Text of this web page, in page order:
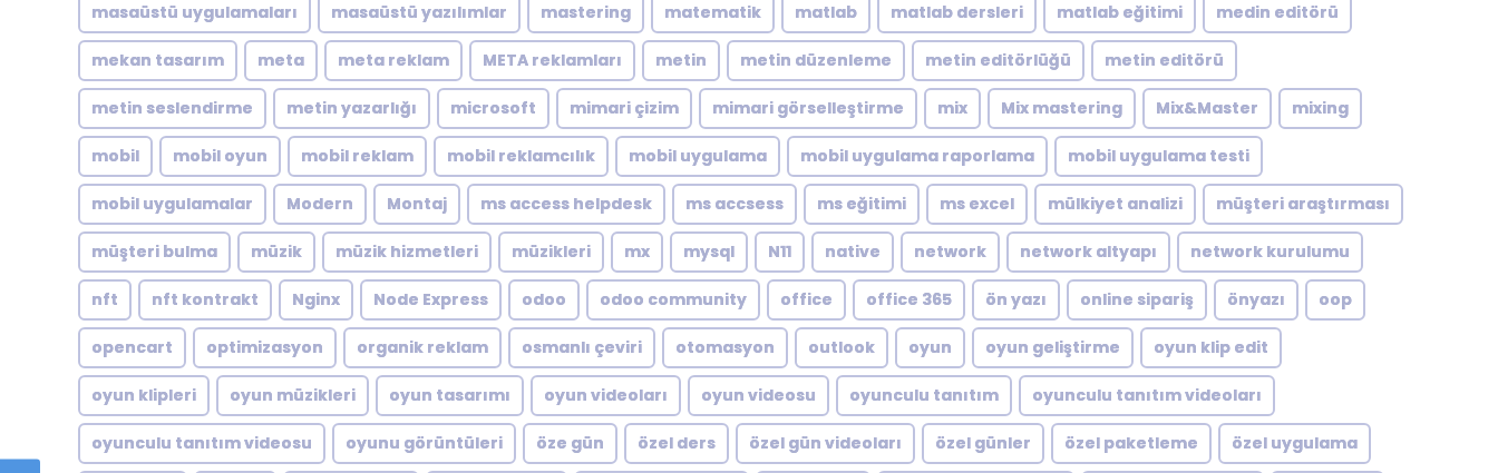
masaüstü uygulamaları masaüstü yazılımlar mastering matematik matlab matlab dersleri matlab eğitimi medin editörü
mekan tasarım meta meta reklam META reklamları metin metin düzenleme metin editörlüğü metin editörü
metin seslendirme metin yazarlığı microsoft mimari çizim mimari görselleştirme mix Mix mastering Mix&Master mixing
mobil mobil oyun mobil reklam mobil reklamcılık mobil uygulama mobil uygulama raporlama mobil uygulama testi
mobil uygulamalar Modern Montaj ms access helpdesk ms accsess ms eğitimi ms excel mülkiyet analizi müşteri araştırması
müşteri bulma müzik müzik hizmetleri müzikleri mx mysql N11 native network network altyapı network kurulumu
nft nft kontrakt Nginx Node Express odoo odoo community office office 365 ön yazı online sipariş önyazı oop
opencart optimizasyon organik reklam osmanlı çeviri otomasyon outlook oyun oyun geliştirme oyun klip edit
oyun klipleri oyun müzikleri oyun tasarımı oyun videoları oyun videosu oyunculu tanıtım oyunculu tanıtım videoları
oyunculu tanıtım videosu oyunu görüntüleri öze gün özel ders özel gün videoları özel günler özel paketleme özel uygulama